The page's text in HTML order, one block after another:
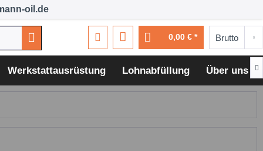
oil.de
0,00 € *
Werkstattausrüstung Lohnabfüllung Über uns 